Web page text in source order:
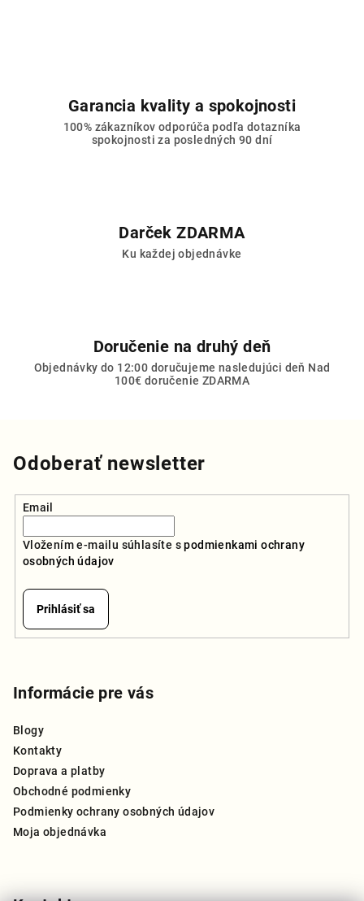
v
k
y
i
s
u
Garancia kvality a spokojnosti
100% zákazníkov odporúča podľa dotazníka
spokojnosti za posledných 90 dní
Darček ZDARMA
Ku každej objednávke
Doručenie na druhý deň
Objednávky do 12:00 doručujeme nasledujúci deň Nad
100€ doručenie ZDARMA
Odoberať newsletter
Email
Vložením e-mailu súhlasíte spodmienkami ochrany
osobných údajov
Prihlásiť sa
Informácie pre vás
Blogy
Kontakty
Doprava a platby
Obchodné podmienky
Podmienky ochrany osobných údajov
Moja objednávka